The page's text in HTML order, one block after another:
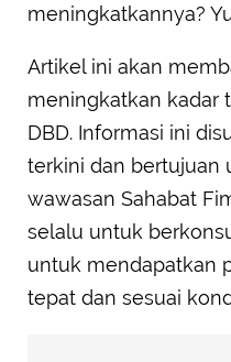
meningkatkannya?
Artikel ini akan
meningkatkan kadar
DBD. Informasi ini
terkini dan bertujuan
wawasan Sahabat
selalu untuk
untuk mendapatkan
tepat dan sesuai